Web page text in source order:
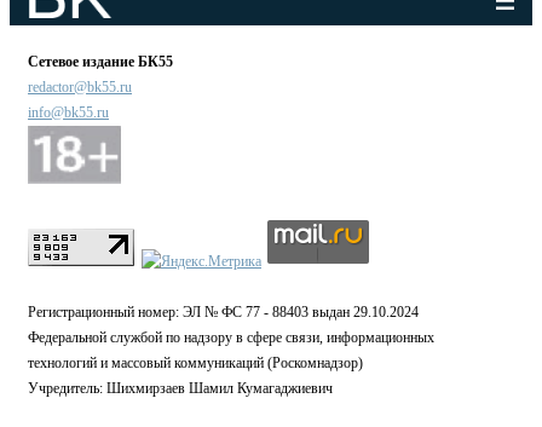
Сетевое издание БК55
redactor@bk55.ru
info@bk55.ru
Регистрационный номер: ЭЛ № ФС 77 - 88403 выдан 29.10.2024
Федеральной службой по надзору в сфере связи, информационных
технологий и массовый коммуникаций (Роскомнадзор)
Учредитель: Шихмирзаев Шамил Кумагаджиевич